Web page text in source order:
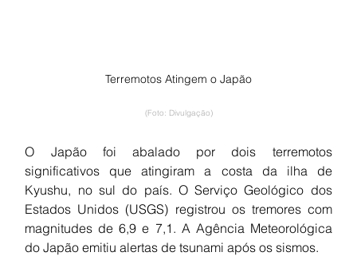
Terremotos Atingem o Japão
(Foto: Divulgação)
O Japão foi abalado por dois terremotos
significativos que atingiram a costa da ilha de
Kyushu, no sul do país. O Serviço Geológico dos
Estados Unidos (USGS) registrou os tremores com
magnitudes de 6,9 e 7,1. A Agência Meteorológica
do Japão emitiu alertas de tsunami após os sismos.